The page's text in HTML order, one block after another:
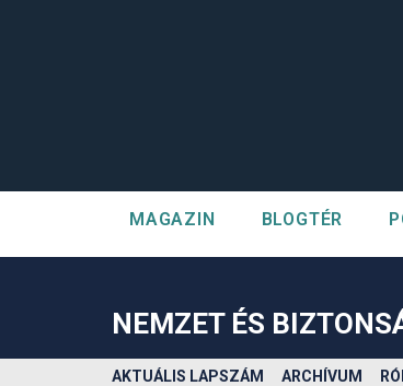
##plugins.themes.bootstrap3.accessible_menu.label##
MAGAZIN BLOGTÉR
NEMZET ÉS
AKTUÁLIS LAPSZÁM ARCHÍVUM